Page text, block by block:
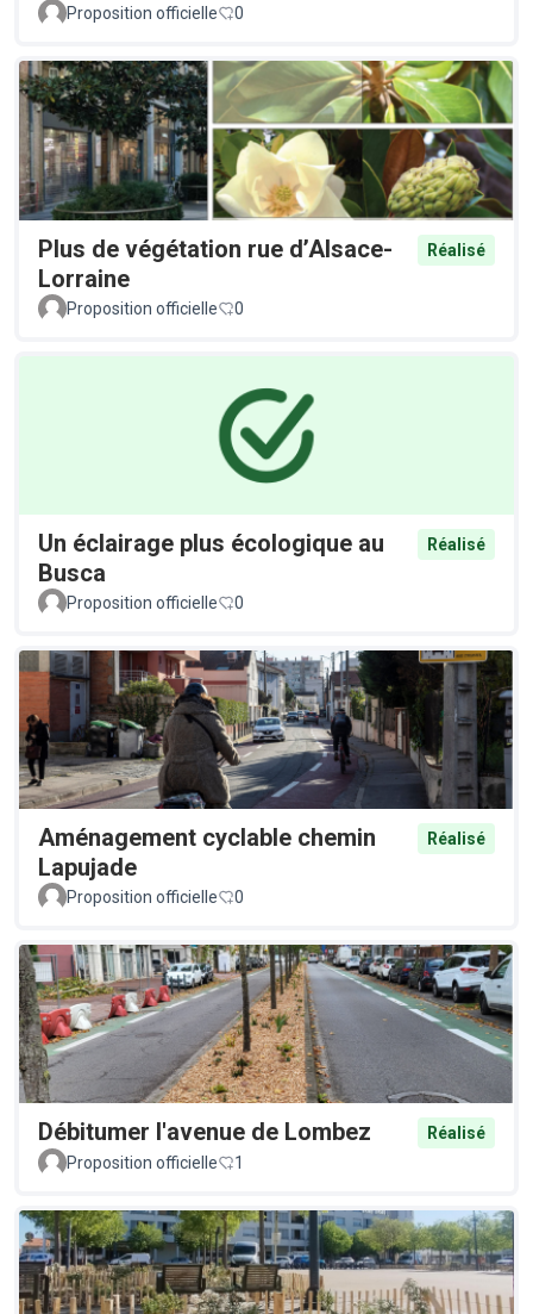
Proposition officielle 0
Plus de végétation rue d’Alsace-
Lorraine
Réalisé
Proposition officielle 0
Un éclairage plus écologique au
Busca
Réalisé
Proposition officielle 0
Aménagement cyclable chemin
Lapujade
Réalisé
Proposition officielle 0
Débitumer l'avenue de Lombez
Réalisé
Proposition officielle
1